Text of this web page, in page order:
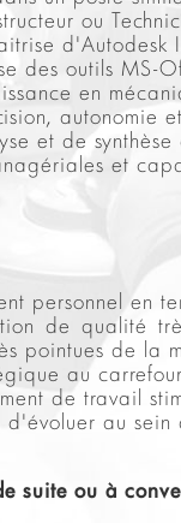
ou
d'Autodesk
des outils MS-
en
autonomie
et de
et
personnel en
de qualité
pointues de la
au
de travail
d'évoluer au
suite ou à